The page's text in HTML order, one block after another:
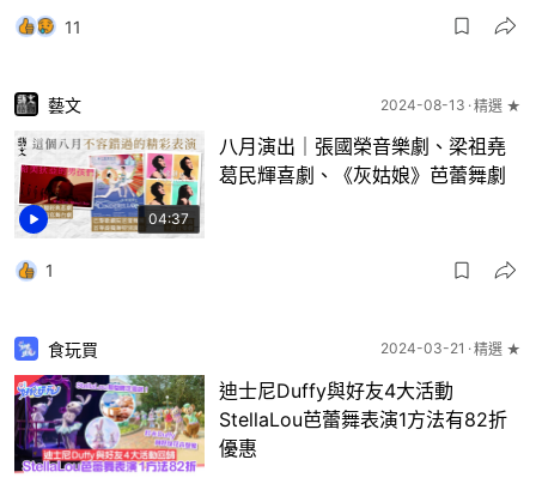
11
04:37
藝文 2024-08-13 精選 ★
八月演出｜張國榮音樂劇、梁祖堯
葛民輝喜劇、《灰姑娘》芭蕾舞劇
1
食玩買 2024-03-21 精選 ★
迪士尼Duffy與好友4大活動
StellaLou芭蕾舞表演1方法有82折
優惠